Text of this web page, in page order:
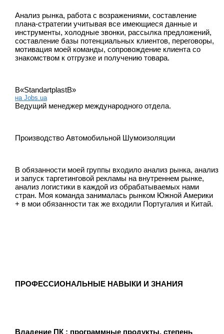
Анализ рынка, работа с возражениями, составление
плана-стратегии учитывая все имеющиеся данные и
инструменты, холодные звонки, рассылка предложений,
составление базы потенциальных клиентов, переговоры,
мотивация моей команды, сопровождение клиента со
знакомством к отгрузке и получению товара.
В«StandartplastВ»
на Jobs.ua
Ведущий менеджер международного отдела.
Производство Автомобильной Шумоизоляции
В обязанности моей группы входило анализ рынка, анализ
и запуск таргетинговой рекламы на внутреннем рынке,
анализ логистики в каждой из обрабатываемых нами
стран. Моя команда занималась рынком Южной Америки
+ в мои обязанности так же входили Португалия и Китай.
ПРОФЕССИОНАЛЬНЫЕ НАВЫКИ И ЗНАНИЯ
Владение ПК : программные продукты, степень